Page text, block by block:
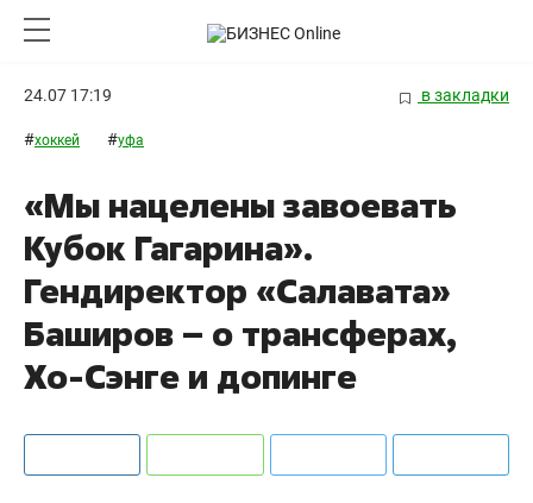
24.07 17:19 в закладки
#хоккей #уфа
«Мы нацелены завоевать
Кубок Гагарина».
Гендиректор «Салавата»
Баширов – о трансферах,
Хо-Сэнге и допинге